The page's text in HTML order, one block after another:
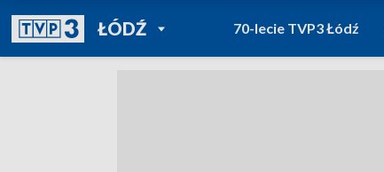
ŁÓDŹPOWRÓT DO
TVP REGIONY
70-lecie TVP3 Łódź